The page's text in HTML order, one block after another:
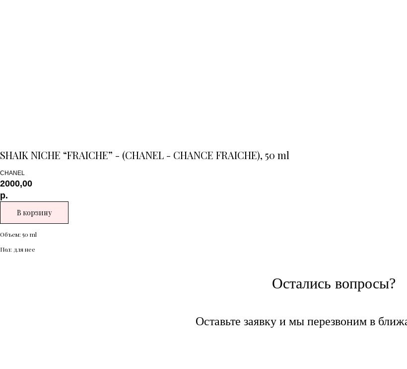
SHAIK NICHE “FRAICHE” - (CHANEL - CHANCE FRAICHE), 50 ml
CHANEL
2000,00
р.
В корзину
Объем: 50 ml
Пол: для нее
Остались вопросы?
Оставьте заявку и мы перезвоним в